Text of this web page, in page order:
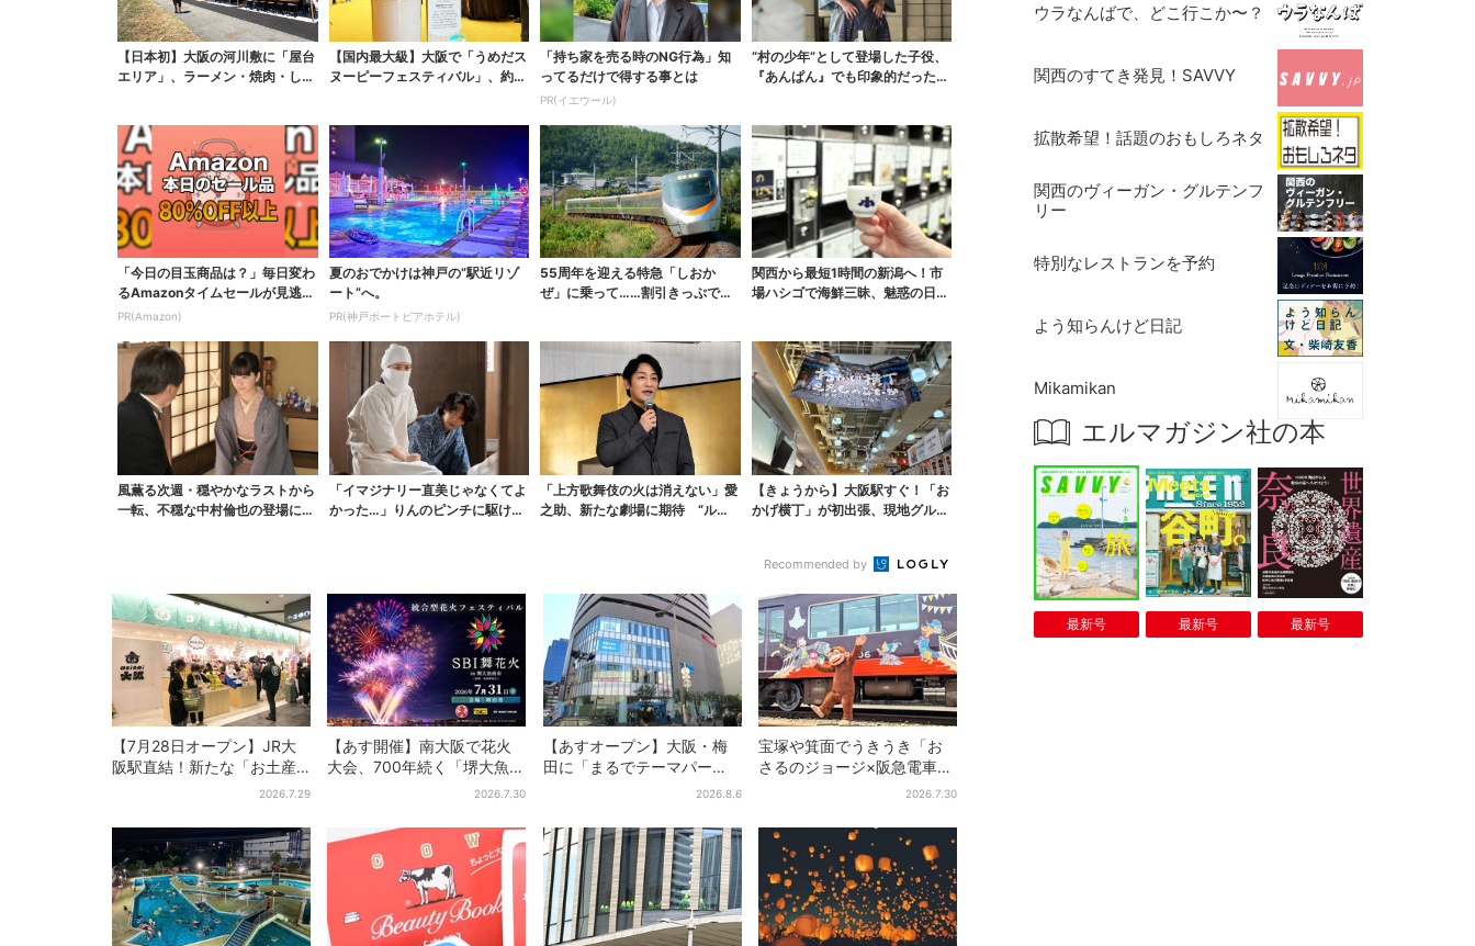
【日本初】大阪の河川敷に「屋台
エリア」、ラーメン・焼肉・しゃ
【国内最大級】大阪で「うめだス
ヌーピーフェスティバル」、約8
「持ち家を売る時のNG行為」知
ってるだけで得する事とは
PR(イエウール)
“村の少年”として登場した子役、
『あんぱん』でも印象的だった…
「今日の目玉商品は？」毎日変わ
るAmazonタイムセールが見逃せ
ない
PR(Amazon)
夏のおでかけは神戸の”駅近リゾ
ート”へ。
PR(神戸ポートピアホテル)
55周年を迎える特急「しおか
ぜ」に乗って……割引きっぷで、
関西から最短1時間の新潟へ！市
場ハシゴで海鮮三昧、魅惑の日本
風薫る次週・穏やかなラストから
一転、不穏な中村倫也の登場に視
「イマジナリー直美じゃなくてよ
かった…」りんのピンチに駆けつ
「上方歌舞伎の火は消えない」愛
之助、新たな劇場に期待 “ルパ
【きょうから】大阪駅すぐ！「お
かげ横丁」が初出張、現地グルメ
Recommended by
【7月28日オープン】JR大
阪駅直結！新たな「お土産
ショップ」、銘菓バラ売り
2026.7.29
【あす開催】南大阪で花火
大会、700年続く「堺大魚夜
市」のフィナーレ飾る…有料
2026.7.30
【あすオープン】大阪・梅
田に「まるでテーマパー
ク」な巨大スポーツ店、461
まとめて紹介
2026.8.6
宝塚や箕面でうきうき「お
さるのジョージ×阪急電車」
お披露目！マルーンの制服
添乗
2026.7.30
ウラなんばで、どこ行こか〜？
関西のすてき発見！SAVVY
拡散希望！話題のおもしろネタ
関西のヴィーガン・グルテンフ
リー
特別なレストランを予約
よう知らんけど日記
Mikamikan
エルマガジン社の本
最新号 最新号 最新号